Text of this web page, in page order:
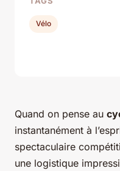
Quand on pense au
instantanément à
spectaculaire
une logistique
Vélo